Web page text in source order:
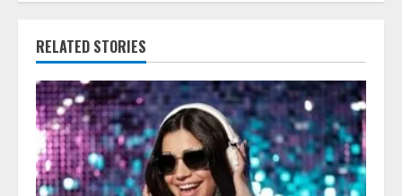
RELATED STORIES